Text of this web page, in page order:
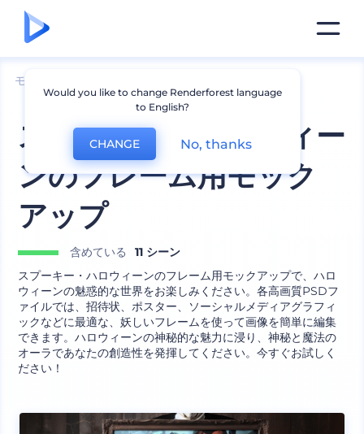
モックアップ
スプーキー・ハロウィー
ンのフレーム用モック
アップ
含めている
11 シーン
スプーキー・ハロウィーンのフレーム用モックアップで、ハロ
ウィーンの魅惑的な世界をお楽しみください。各高画質PSDフ
ァイルでは、招待状、ポスター、ソーシャルメディアグラフィ
ックなどに最適な、妖しいフレームを使って画像を簡単に編集
できます。ハロウィーンの神秘的な魅力に浸り、神秘と魔法の
オーラであなたの創造性を発揮してください。今すぐお試しく
ださい！
Would you like to change Renderforest language
to English?
CHANGE No, thanks